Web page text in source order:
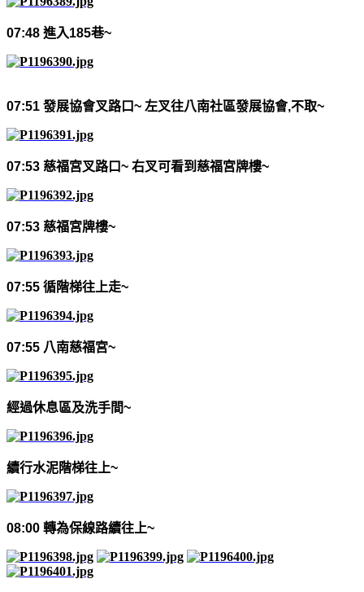
07:48 進入185巷~
07:51 發展協會叉路口~ 左叉往八南社區發展協會,不取~
07:53 慈福宮叉路口~ 右叉可看到慈福宮牌樓~
07:53 慈福宮牌樓~
07:55 循階梯往上走~
07:55 八南慈福宮~
經過休息區及洗手間~
續行水泥階梯往上~
08:00 轉為保線路續往上~